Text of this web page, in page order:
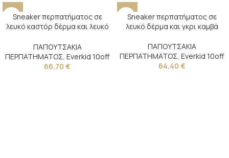
Sneaker περπατήματος σε
λευκό καστόρ δέρμα και λευκό
ΠΑΠΟΥΤΣΑΚΙΑ
ΠΕΡΠΑΤΗΜΑΤΟΣ, Everkid 10off
66,70 €
Sneaker περπατήματος σε
λευκό δέρμα και γκρι καμβά
ΠΑΠΟΥΤΣΑΚΙΑ
ΠΕΡΠΑΤΗΜΑΤΟΣ, Everkid 10off
64,40 €